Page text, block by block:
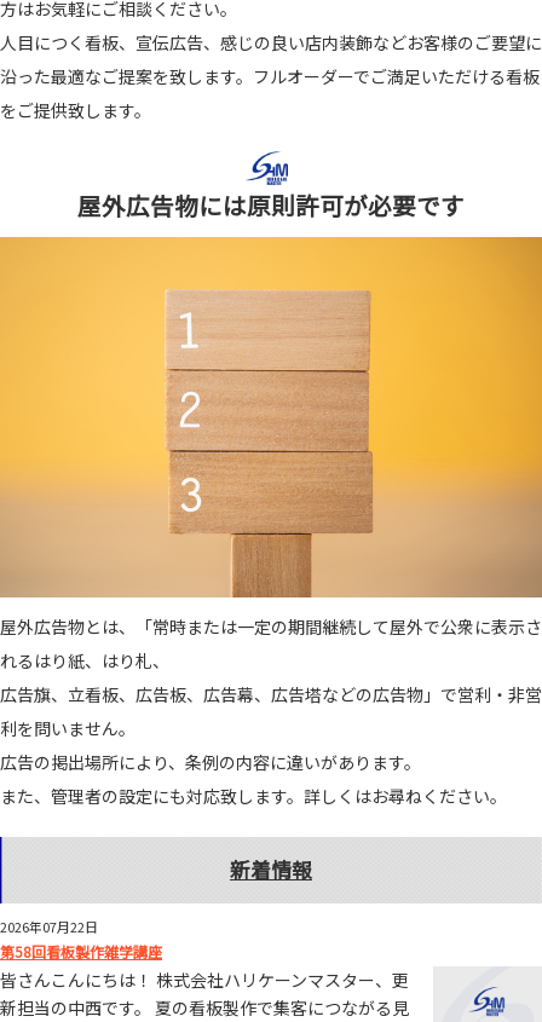
方はお気軽にご相談ください。
人目につく看板、宣伝広告、感じの良い店内装飾などお客様のご要望に
沿った最適なご提案を致します。フルオーダーでご満足いただける看板
をご提供致します。
屋外広告物には原則許可が必要です
屋外広告物とは、「常時または一定の期間継続して屋外で公衆に表示さ
れるはり紙、はり札、
広告旗、立看板、広告板、広告幕、広告塔などの広告物」で営利・非営
利を問いません。
広告の掲出場所により、条例の内容に違いがあります。
また、管理者の設定にも対応致します。詳しくはお尋ねください。
新着情報
2026年07月22日
第58回看板製作雑学講座
皆さんこんにちは！ 株式会社ハリケーンマスター、更
新担当の中西です。 夏の看板製作で集客につながる見